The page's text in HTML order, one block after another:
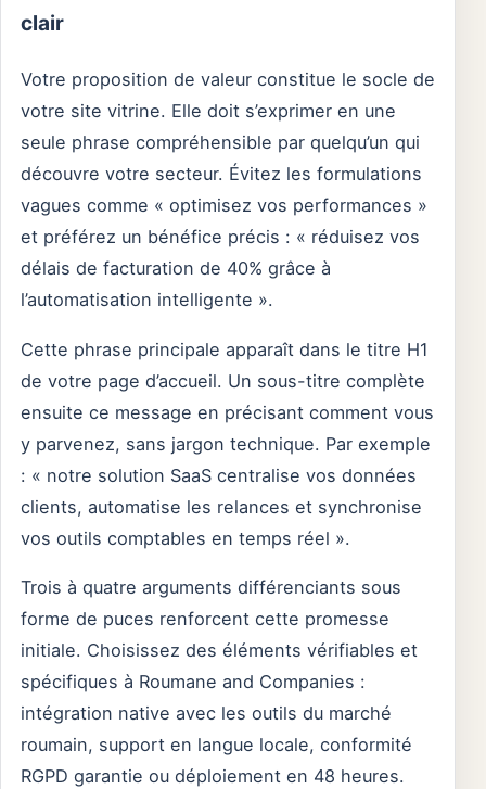
clair
Votre proposition de valeur constitue le socle de
votre site vitrine. Elle doit s’exprimer en une
seule phrase compréhensible par quelqu’un qui
découvre votre secteur. Évitez les formulations
vagues comme « optimisez vos performances »
et préférez un bénéfice précis : « réduisez vos
délais de facturation de 40% grâce à
l’automatisation intelligente ».
Cette phrase principale apparaît dans le titre H1
de votre page d’accueil. Un sous-titre complète
ensuite ce message en précisant comment vous
y parvenez, sans jargon technique. Par exemple
: « notre solution SaaS centralise vos données
clients, automatise les relances et synchronise
vos outils comptables en temps réel ».
Trois à quatre arguments différenciants sous
forme de puces renforcent cette promesse
initiale. Choisissez des éléments vérifiables et
spécifiques à Roumane and Companies :
intégration native avec les outils du marché
roumain, support en langue locale, conformité
RGPD garantie ou déploiement en 48 heures.